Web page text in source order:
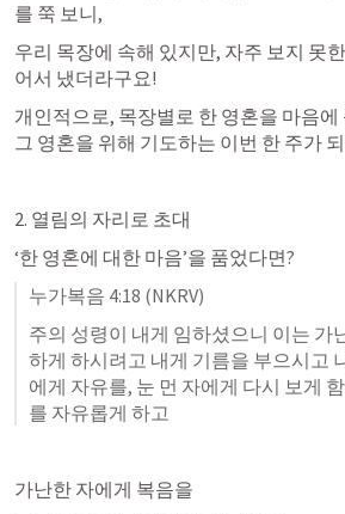
를 쭉 보니,
우리 목장에 속해 있지만, 자주 보지 못
개인적으로, 목장별로 한 영혼을 마음에
그 영혼을 위해 기도하는 이번 한 주가
2. 열림의 자리로 초대
‘한 영혼에 대한 마음’을 품었다면?
누가복음 4:18 (NKRV)
주의 성령이 내게 임하셨으니 이는 가
하게 하시려고 내게 기름을 부으시고
에게 자유를, 눈 먼 자에게 다시 보게
를 자유롭게 하고
가난한 자에게 복음을